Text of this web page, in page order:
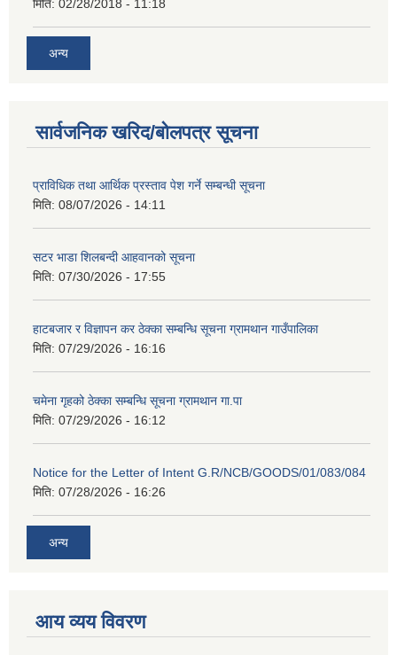
मिति: 02/28/2018 - 11:18
अन्य
सार्वजनिक खरिद/बोलपत्र सूचना
प्राविधिक तथा आर्थिक प्रस्ताव पेश गर्ने सम्बन्धी सूचना
मिति: 08/07/2026 - 14:11
सटर भाडा शिलबन्दी आहवानको सूचना
मिति: 07/30/2026 - 17:55
हाटबजार र विज्ञापन कर ठेक्का सम्बन्धि सूचना ग्रामथान गाउँपालिका
मिति: 07/29/2026 - 16:16
चमेना गृहको ठेक्का सम्बन्धि सूचना ग्रामथान गा.पा
मिति: 07/29/2026 - 16:12
Notice for the Letter of Intent G.R/NCB/GOODS/01/083/084
मिति: 07/28/2026 - 16:26
अन्य
आय व्यय विवरण